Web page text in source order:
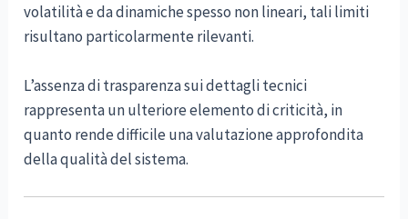
volatilità e da dinamiche spesso non lineari, tali limiti
risultano particolarmente rilevanti.
L’assenza di trasparenza sui dettagli tecnici
rappresenta un ulteriore elemento di criticità, in
quanto rende difficile una valutazione approfondita
della qualità del sistema.